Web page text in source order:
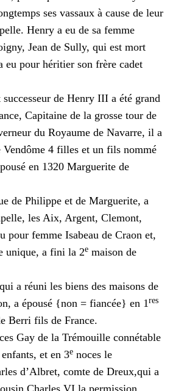
ses vassaux à cause de leur
Henry a eu de sa femme
Jean de Sully, qui est mort
eu pour héritier son frère cadet
de Henry III a été grand
Capitaine de la grosse tour de
du Royaume de Navarre, il a
Vendôme 4 filles et un fils nommé
en 1320 Marguerite de
de Philippe et de Marguerite, a
les Aix, Argent, Clemont,
pour femme Isabeau de Craon et,
unique, a fini la 2e maison de
a réuni les biens des maisons de
a épousé {non = fiancée} en 1res
Berri fils de France.
Gay de la Trémouille connétable
et en 3e noces le
d’Albret, comte de Dreux,qui a